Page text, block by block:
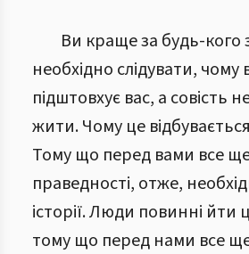
Ви краще за будь-кого
необхідно слідувати,
підштовхує вас, а совість
жити. Чому це
Тому що перед вами все
праведності, отже,
історії. Люди повинні
тому що перед нами все